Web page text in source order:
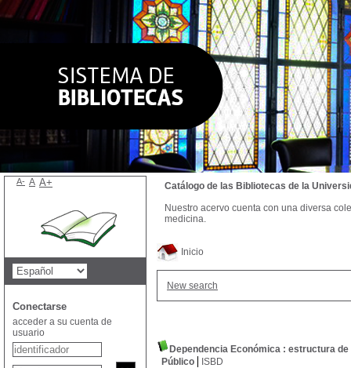
Inicio
New search
Dependencia Económica : estructura
Público
ISBD
Catálogo de las Bibliotecas de la
Nuestro acervo cuenta con una diversa
medicina.
A- A A+
Conectarse
acceder a su cuenta de
usuario